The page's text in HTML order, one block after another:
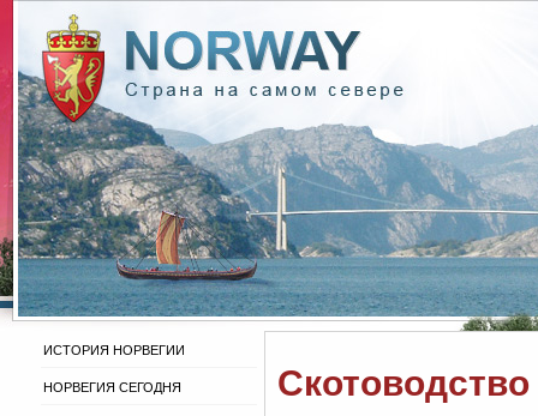
ИСТОРИЯ НОРВЕГИИ
НОРВЕГИЯ СЕГОДНЯ